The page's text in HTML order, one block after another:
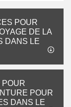
POUR
DE LA
DANS LE
POUR
POUR
DANS LE